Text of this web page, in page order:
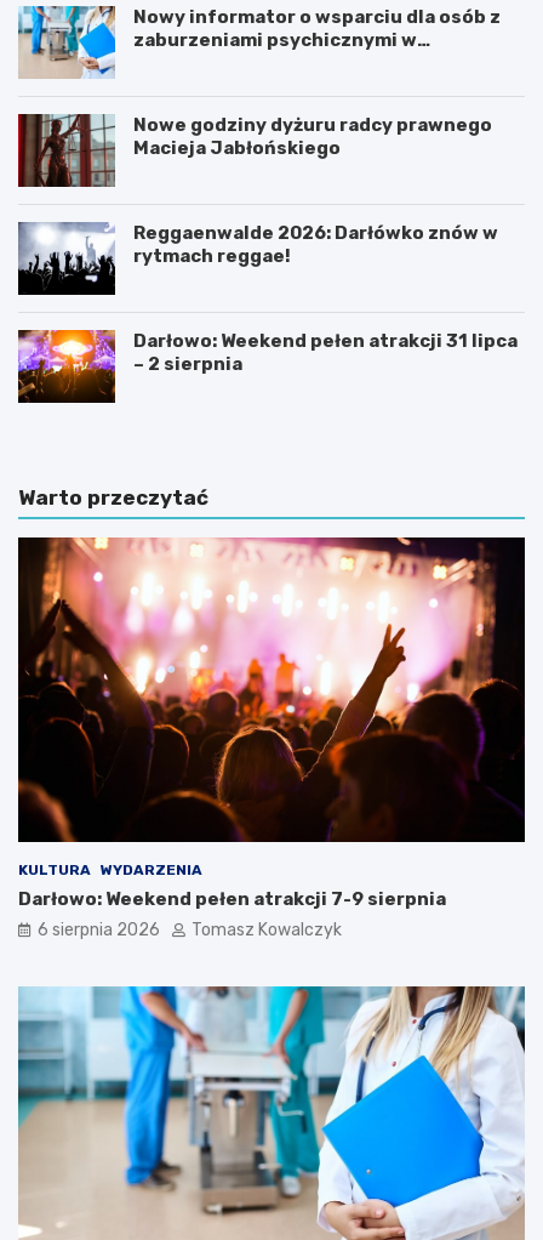
Nowy informator o wsparciu dla osób z
zaburzeniami psychicznymi w
Nowe godziny dyżuru radcy prawnego
Macieja Jabłońskiego
Reggaenwalde 2026: Darłówko znów w
rytmach reggae!
Darłowo: Weekend pełen atrakcji 31 lipca
– 2 sierpnia
Warto przeczytać
KULTURA WYDARZENIA
Darłowo: Weekend pełen atrakcji 7-9 sierpnia
6 sierpnia 2026 Tomasz Kowalczyk